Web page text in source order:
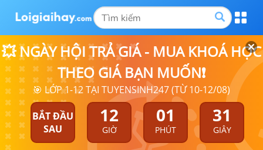
💥 NGÀY HỘI TRẢ GIÁ - MUA KHOÁ HỌC
THEO GIÁ BẠN MUỐN❗
🎯 LỚP 1-12 TẠI TUYENSINH247 (TỪ 10-12/08)
BẮT ĐẦU
SAU
12
GIỜ
01
PHÚT
31
GIÂY